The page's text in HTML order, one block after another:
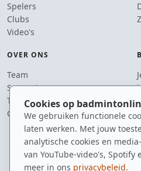
Cookies op
We gebruiken functionele
laten werken. Met jouw
analytische cookies en
van YouTube-video's, Spotify
meer in ons privacybeleid.
Spelers
Clubs
Video's
OVER ONS
Team
Supporters
Tip de redactie
Contact